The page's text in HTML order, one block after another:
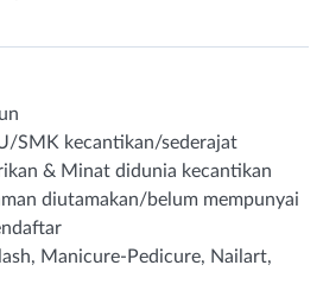
SMK kecantikan/sederajat
& Minat didunia kecantikan
diutamakan/belum mempunyai
Manicure-Pedicure, Nailart,